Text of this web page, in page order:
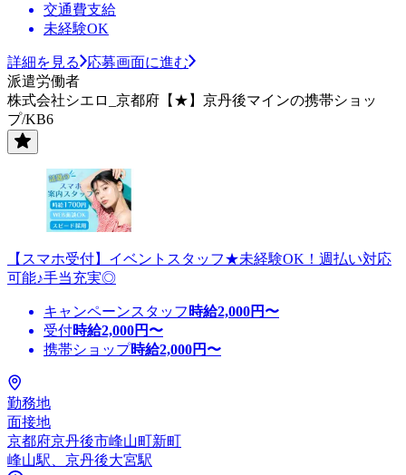
交通費支給
未経験OK
詳細を見る
応募画面に進む
派遣労働者
株式会社シエロ_京都府【★】京丹後マインの携帯ショッ
プ/KB6
【スマホ受付】イベントスタッフ★未経験OK！週払い対応
可能♪手当充実◎
キャンペーンスタッフ 時給2,000円〜
受付時給2,000円〜
携帯ショップ時給2,000円〜
勤務地
面接地
京都府京丹後市峰山町新町
峰山駅、京丹後大宮駅